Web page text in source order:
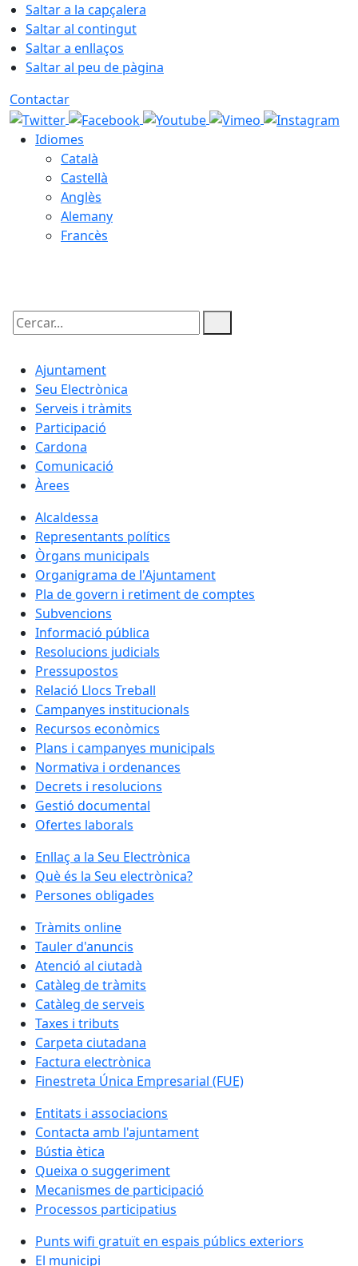
Saltar a la capçalera
Saltar al contingut
Saltar a enllaços
Saltar al peu de pàgina
Contactar
Idiomes
Català
Castellà
Anglès
Alemany
Francès
Cercar:
Ajuntament
Seu Electrònica
Serveis i tràmits
Participació
Cardona
Comunicació
Àrees
Alcaldessa
Representants polítics
Òrgans municipals
Organigrama de l'Ajuntament
Pla de govern i retiment de comptes
Subvencions
Informació pública
Resolucions judicials
Pressupostos
Relació Llocs Treball
Campanyes institucionals
Recursos econòmics
Plans i campanyes municipals
Normativa i ordenances
Decrets i resolucions
Gestió documental
Ofertes laborals
Enllaç a la Seu Electrònica
Què és la Seu electrònica?
Persones obligades
Tràmits online
Tauler d'anuncis
Atenció al ciutadà
Catàleg de tràmits
Catàleg de serveis
Taxes i tributs
Carpeta ciutadana
Factura electrònica
Finestreta Única Empresarial (FUE)
Entitats i associacions
Contacta amb l'ajuntament
Bústia ètica
Queixa o suggeriment
Mecanismes de participació
Processos participatius
Punts wifi gratuït en espais públics exteriors
El municipi